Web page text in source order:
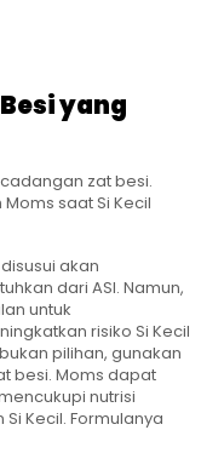
yang
zat besi.
saat Si Kecil
akan
dari ASI. Namun,
untuk
risiko Si Kecil
pilihan, gunakan
besi. Moms dapat
nutrisi
Kecil. Formulanya